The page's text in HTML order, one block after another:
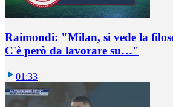
Raimondi: "Milan, si vede la
C'è però da lavorare su…"
01:33